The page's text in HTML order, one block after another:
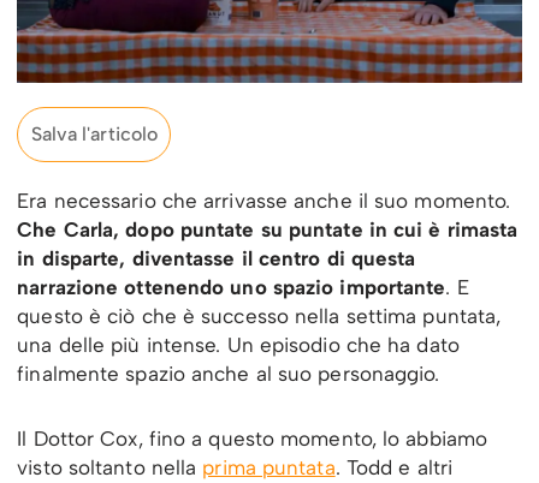
Salva l'articolo
Era necessario che arrivasse anche il suo momento.
Che Carla, dopo puntate su puntate in cui è rimasta
in disparte, diventasse il centro di questa
narrazione ottenendo uno spazio importante. E
questo è ciò che è successo nella settima puntata,
una delle più intense. Un episodio che ha dato
finalmente spazio anche al suo personaggio.
Il Dottor Cox, fino a questo momento, lo abbiamo
visto soltanto nella prima puntata. Todd e altri